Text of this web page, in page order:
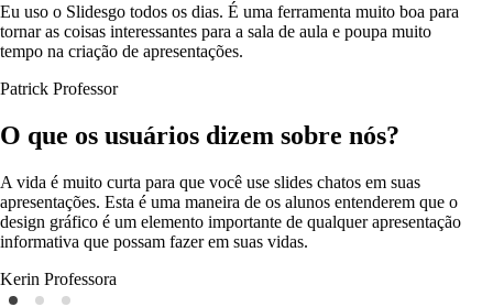
Eu uso o Slidesgo todos os dias. É uma ferramenta muito boa para
tornar as coisas interessantes para a sala de aula e poupa muito
tempo na criação de apresentações.
Patrick Professor
O que os usuários dizem sobre nós?
A vida é muito curta para que você use slides chatos em suas
apresentações. Esta é uma maneira de os alunos entenderem que o
design gráfico é um elemento importante de qualquer apresentação
informativa que possam fazer em suas vidas.
Kerin Professora